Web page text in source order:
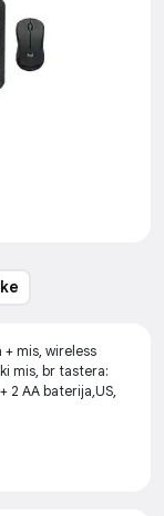
mis, wireless
mis, br tastera:
2 AA baterija,US,